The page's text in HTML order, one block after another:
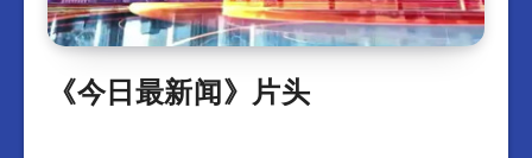
《今日最新闻》片头